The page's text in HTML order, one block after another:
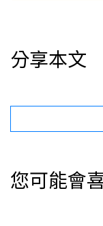
分享本文
您可能會